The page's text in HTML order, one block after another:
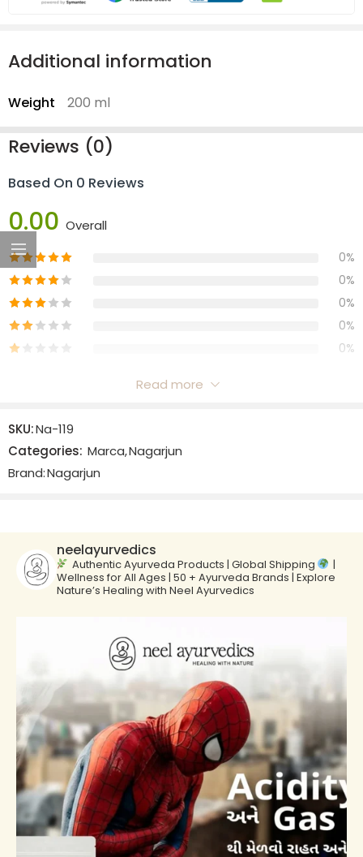
Additional information
Weight 200 ml
Reviews (0)
Based On 0 Reviews
0.00 Overall
0%
0%
0%
0%
0%
There are no reviews yet.
Read more
SKU:Na-119
Categories: Marca,Nagarjun
Brand:Nagarjun
neelayurvedics
Authentic Ayurveda Products | Global Shipping
|
Wellness for All Ages | 50 + Ayurveda Brands | Explore
Nature’s Healing with Neel Ayurvedics